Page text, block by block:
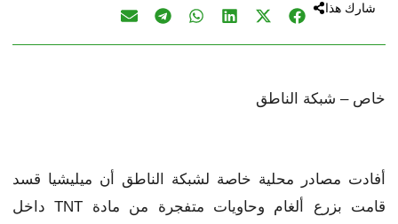
شارك هذا
خاص – شبكة الناطق
أفادت مصادر محلية خاصة لشبكة الناطق أن ميليشيا قسد
قامت بزرع ألغام وحاويات متفجرة من مادة TNT داخل